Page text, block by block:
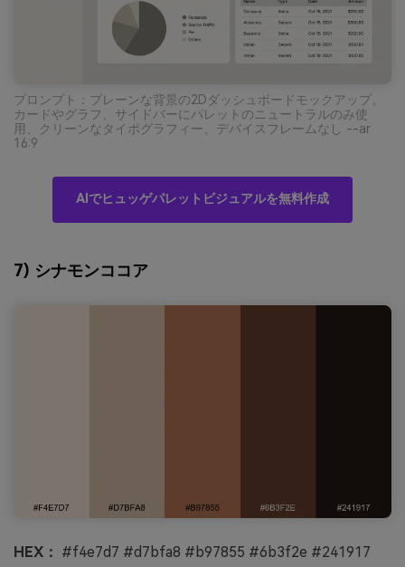
プロンプト：プレーンな背景の2Dダッシュボードモックアップ。
カードやグラフ、サイドバーにパレットのニュートラルのみ使
用、クリーンなタイポグラフィー、デバイスフレームなし --ar
16:9
AIでヒュッゲパレットビジュアルを無料作成
7) シナモンココア
HEX： #f4e7d7 #d7bfa8 #b97855 #6b3f2e #241917